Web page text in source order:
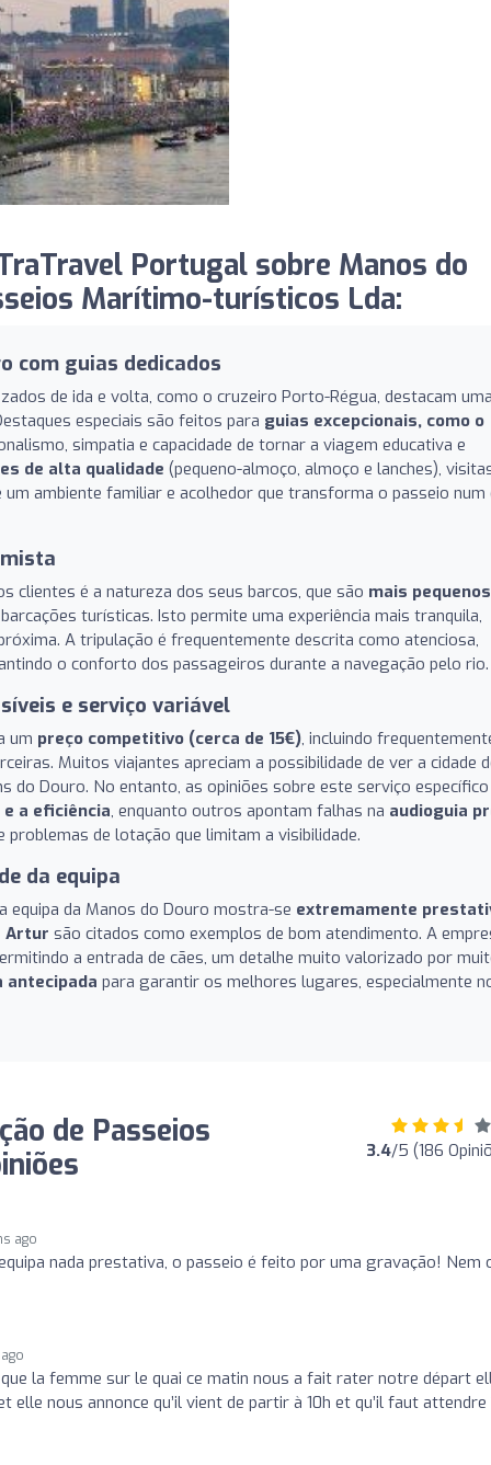
Portugal sobre Manos do
Marítimo-turísticos Lda:
com guias dedicados
de ida e volta, como o cruzeiro Porto-Régua, destacam uma
especiais são feitos para guias excepcionais, como o
simpatia e capacidade de tornar a viagem educativa e
de alta qualidade (pequeno-almoço, almoço e lanches),
ambiente familiar e acolhedor que transforma o passeio num
clientes é a natureza dos seus barcos, que são mais
turísticas. Isto permite uma experiência mais tranquila,
A tripulação é frequentemente descrita como atenciosa,
o conforto dos passageiros durante a navegação pelo rio.
e serviço variável
um preço competitivo (cerca de 15€), incluindo
Muitos viajantes apreciam a possibilidade de ver a cidade
do Douro. No entanto, as opiniões sobre este serviço específico
a eficiência, enquanto outros apontam falhas na audioguia
de lotação que limitam a visibilidade.
da equipa
equipa da Manos do Douro mostra-se extremamente
Artur são citados como exemplos de bom atendimento. A
a entrada de cães, um detalhe muito valorizado por
antecipada para garantir os melhores lugares, especialmente
de Passeios
3.4/5 (186
ago
nada prestativa, o passeio é feito por uma gravação! Nem
la femme sur le quai ce matin nous a fait rater notre départ
nous annonce qu’il vient de partir à 10h et qu’il faut attendre